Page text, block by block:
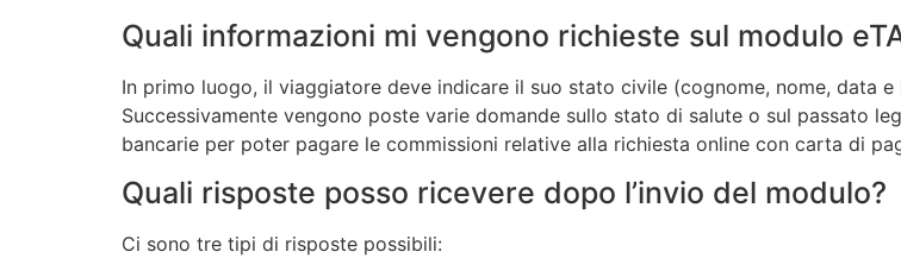
Quali informazioni mi vengono richieste sul modulo
In primo luogo, il viaggiatore deve indicare il suo stato civile (cognome, nome, data
Successivamente vengono poste varie domande sullo stato di salute o sul passato
bancarie per poter pagare le commissioni relative alla richiesta online con carta di
Quali risposte posso ricevere dopo l’invio del modulo?
Ci sono tre tipi di risposte possibili: